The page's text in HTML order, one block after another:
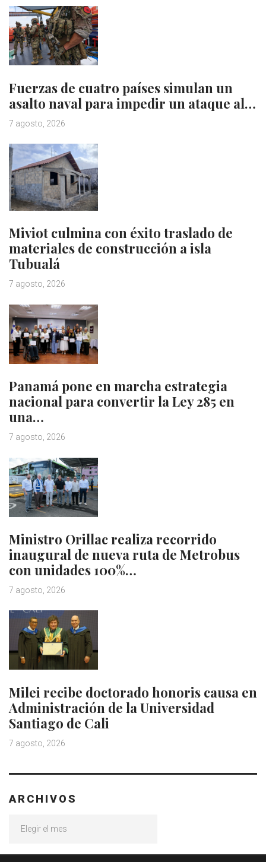
Fuerzas de cuatro países simulan un
asalto naval para impedir un ataque al…
7 agosto, 2026
Miviot culmina con éxito traslado de
materiales de construcción a isla
Tubualá
7 agosto, 2026
Panamá pone en marcha estrategia
nacional para convertir la Ley 285 en
una…
7 agosto, 2026
Ministro Orillac realiza recorrido
inaugural de nueva ruta de Metrobus
con unidades 100%…
7 agosto, 2026
Milei recibe doctorado honoris causa en
Administración de la Universidad
Santiago de Cali
7 agosto, 2026
ARCHIVOS